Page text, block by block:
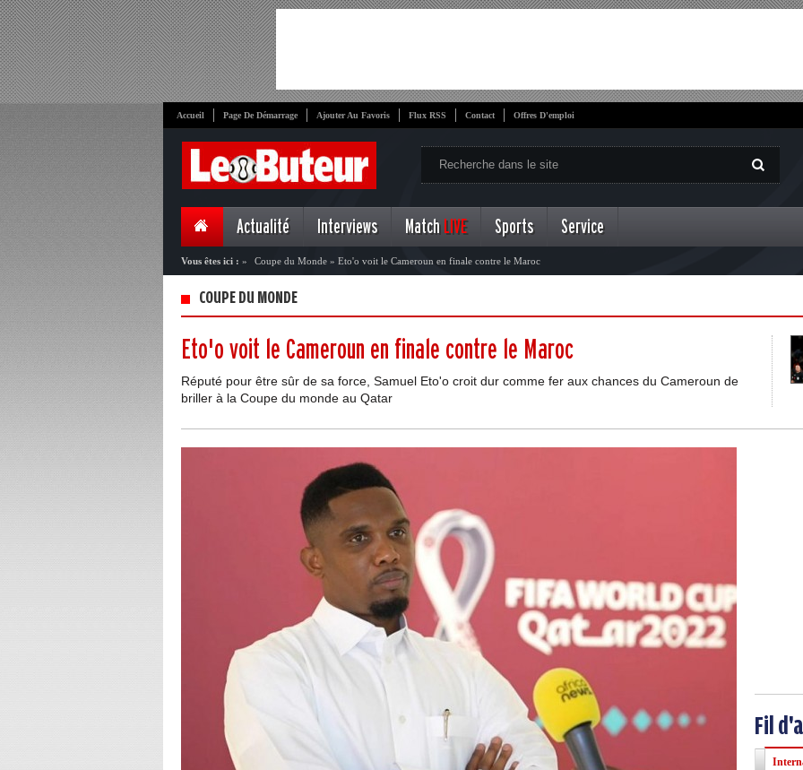
Accueil Page De Démarrage Ajouter Au Favoris Flux RSS Contact Offres D'emploi
Actualité Interviews Match LIVE Sports Service
Vous êtes ici : » Coupe du Monde » Eto'o voit le Cameroun en finale contre le Maroc
COUPE DU MONDE
Eto'o voit le Cameroun en finale contre le Maroc
Réputé pour être sûr de sa force, Samuel Eto'o croit dur comme fer aux chances du Cameroun de
briller à la Coupe du monde au Qatar
Fil